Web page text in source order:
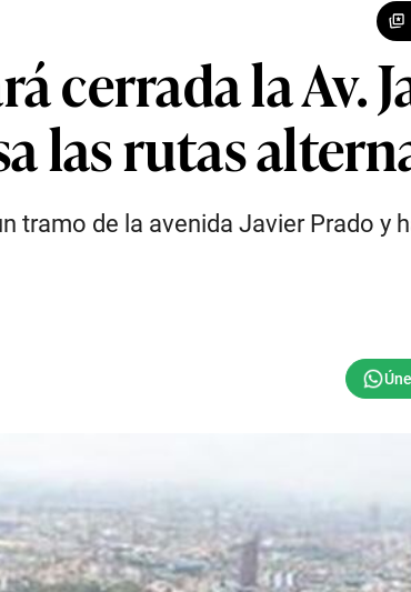
cerrada la Av.
las rutas
tramo de la avenida Javier Prado y